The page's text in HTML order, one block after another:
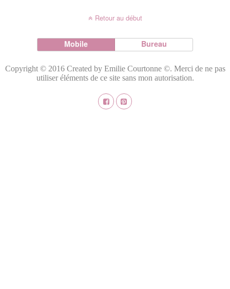
Retour au début
Mobile Bureau
Copyright © 2016 Created by Emilie Courtonne ©. Merci de ne pas
utiliser éléments de ce site sans mon autorisation.